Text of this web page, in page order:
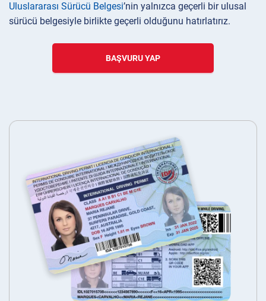
Uluslararası Sürücü Belgesi’nin yalnızca geçerli bir ulusal
sürücü belgesiyle birlikte geçerli olduğunu hatırlatırız.
BAŞVURU YAP